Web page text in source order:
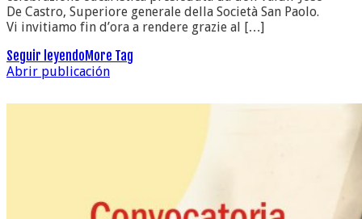
De Castro, Superiore generale della Società San Paolo.
Vi invitiamo fin d’ora a rendere grazie al […]
Seguir leyendoMore Tag
Abrir publicación